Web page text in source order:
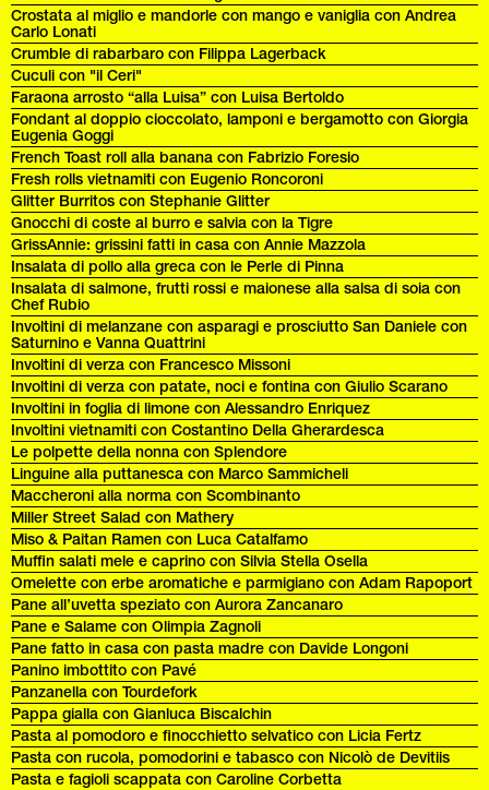
Crostata al miglio e mandorle con mango e vaniglia con Andrea
Carlo Lonati
Crumble di rabarbaro con Filippa Lagerback
Cuculi con "il Ceri"
Faraona arrosto “alla Luisa” con Luisa Bertoldo
Fondant al doppio cioccolato, lamponi e bergamotto con Giorgia
Eugenia Goggi
French Toast roll alla banana con Fabrizio Foresio
Fresh rolls vietnamiti con Eugenio Roncoroni
Glitter Burritos con Stephanie Glitter
Gnocchi di coste al burro e salvia con la Tigre
GrissAnnie: grissini fatti in casa con Annie Mazzola
Insalata di pollo alla greca con le Perle di Pinna
Insalata di salmone, frutti rossi e maionese alla salsa di soia con
Chef Rubio
Involtini di melanzane con asparagi e prosciutto San Daniele con
Saturnino e Vanna Quattrini
Involtini di verza con Francesco Missoni
Involtini di verza con patate, noci e fontina con Giulio Scarano
Involtini in foglia di limone con Alessandro Enriquez
Involtini vietnamiti con Costantino Della Gherardesca
Le polpette della nonna con Splendore
Linguine alla puttanesca con Marco Sammicheli
Maccheroni alla norma con Scombinanto
Miller Street Salad con Mathery
Miso & Paitan Ramen con Luca Catalfamo
Muffin salati mele e caprino con Silvia Stella Osella
Omelette con erbe aromatiche e parmigiano con Adam Rapoport
Pane all’uvetta speziato con Aurora Zancanaro
Pane e Salame con Olimpia Zagnoli
Pane fatto in casa con pasta madre con Davide Longoni
Panino imbottito con Pavé
Panzanella con Tourdefork
Pappa gialla con Gianluca Biscalchin
Pasta al pomodoro e finocchietto selvatico con Licia Fertz
Pasta con rucola, pomodorini e tabasco con Nicolò de Devitiis
Pasta e fagioli scappata con Caroline Corbetta